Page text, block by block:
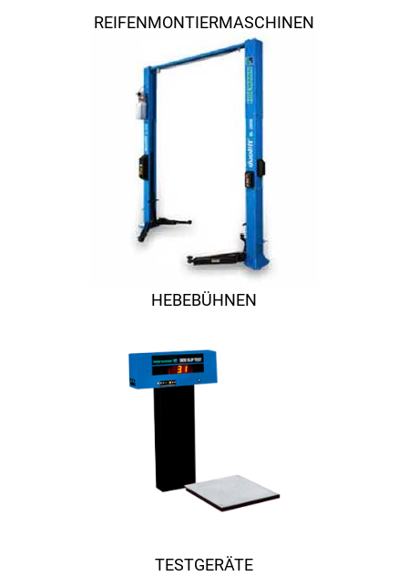
REIFENMONTIERMASCHINEN
HEBEBÜHNEN
TESTGERÄTE